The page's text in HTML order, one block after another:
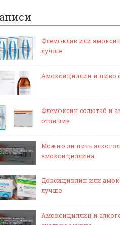
Флемоклав или
лучше
Амоксициллин и пиво
Флемоксин солютаб и
отличие
Можно ли пить
амоксициллина
Доксициклин или
лучше
Амоксициллин и